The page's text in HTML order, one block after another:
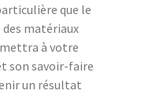
que le
des matériaux
mettra à votre
son savoir-faire
un résultat